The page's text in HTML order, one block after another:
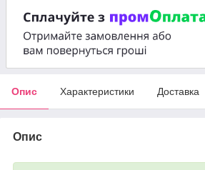
Опис Характеристики Доставка
Опис